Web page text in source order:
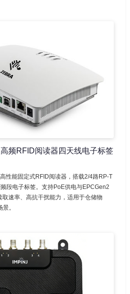
频RFID阅读器四天线电子标签
性能固定式RFID阅读器，搭载2/4路RP-T
段电子标签。支持PoE供电与EPCGen2
速率、高抗干扰能力，适用于仓储物
。